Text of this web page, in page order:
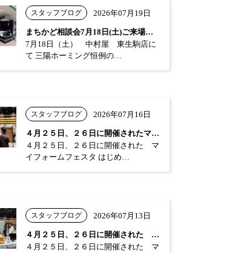
スタッフブログ 2026年07月19日
まちかど相談会7月18日(土)ご来場あり…
7月18日（土） 中村屋 東生駒店に
て 三陽ホーミング恒例の…
スタッフブログ 2026年07月16日
４月２５日、２６日に開催されたマイフォー…
４月２５日、２６日に開催された マ
イフォームフェスタ はじめ…
スタッフブログ 2026年07月13日
４月２５日、２６日に開催された マイフォ…
４月２５日、２６日に開催された マ